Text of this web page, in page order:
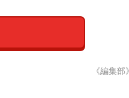
《編集部